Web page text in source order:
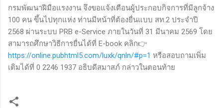
กรมพัฒนาฝีมือแรงงาน จึงขอแจ้งเตือนผู้ประกอบกิจการที่มีลูกจ้าง
100 คน ขึ้นไปทุกแห่ง ท่านมีหน้าที่ต้องยื่นแบบ สท.2 ประจำปี
2568 ผ่านระบบ PRB e-Service ภายในวันที่ 31 มีนาคม 2569 โดย
สามารถศึกษาวิธีการยื่นได้ที่ E-book คลิก👉
https://online.pubhtml5.com/luxk/qnln/#p=1 หรือสอบถามเพิ่ม
เติมได้ที่ 0 2246 1937 อธิบดีสมาสภ์ กล่าวในตอนท้าย